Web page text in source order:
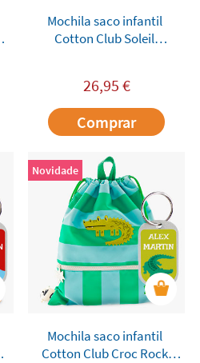
Mochila saco infantil
Cotton Club Soleil
26,95 €
Comprar
Novidade
Mochila saco infantil
Cotton Club Croc Rock